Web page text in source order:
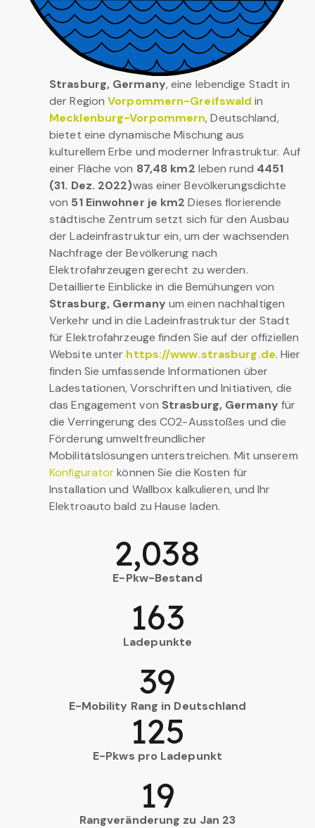
Strasburg, Germany, eine lebendige Stadt in
der RegionVorpommern-Greifswald in
Mecklenburg-Vorpommern, Deutschland,
bietet eine dynamische Mischung aus
kulturellem Erbe und moderner Infrastruktur. Auf
einer Fläche von 87,48 km2 leben rund 4451
(31. Dez. 2022)was einer Bevölkerungsdichte
von 51 Einwohner je km2 Dieses florierende
städtische Zentrum setzt sich für den Ausbau
der Ladeinfrastruktur ein, um der wachsenden
Nachfrage der Bevölkerung nach
Elektrofahrzeugen gerecht zu werden.
Detaillierte Einblicke in die Bemühungen von
Strasburg, Germany um einen nachhaltigen
Verkehr und in die Ladeinfrastruktur der Stadt
für Elektrofahrzeuge finden Sie auf der offiziellen
Website unter https://www.strasburg.de. Hier
finden Sie umfassende Informationen über
Ladestationen, Vorschriften und Initiativen, die
das Engagement von Strasburg, Germany für
die Verringerung des CO2-Ausstoßes und die
Förderung umweltfreundlicher
Mobilitätslösungen unterstreichen. Mit unserem
Konfiguratorkönnen Sie die Kosten für
Installation und Wallbox kalkulieren, und Ihr
Elektroauto bald zu Hause laden.
E-Pkw-Bestand
2,038
Ladepunkte
163
E-Mobility Rang in Deutschland
39
E-Pkws pro Ladepunkt
125
Rangveränderung zu Jan 23
19